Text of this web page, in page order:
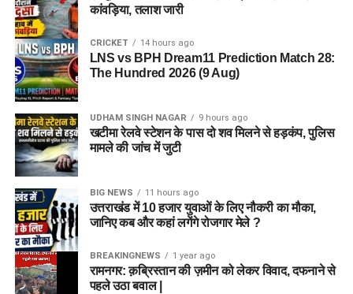
कांवड़िया, तलाश जारी
CRICKET 14 hours ago
LNS vs BPH Dream11 Prediction Match 28:
The Hundred 2026 (9 Aug)
UDHAM SINGH NAGAR 9 hours ago
खटीमा रेलवे स्टेशन के पास दो शव मिलने से हड़कंप, पुलिस
मामले की जांच में जुटी
BIG NEWS 11 hours ago
उत्तराखंड में 10 हजार युवाओं के लिए नौकरी का मौका,
जानिए कब और कहां लगेंगे रोजगार मेले ?
BREAKINGNEWS 1 year ago
रामनगर: क़ब्रिस्तान की ज़मीन को लेकर विवाद, दफनाने से
पहले उठा बवाल |